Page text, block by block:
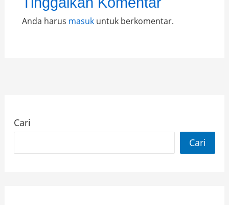
Anda harus masukuntuk berkomentar.
Cari
Cari